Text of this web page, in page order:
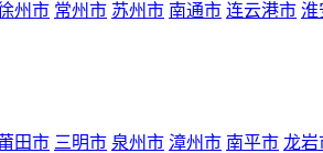
州市 常州市 苏州市 南通市 连云港市 淮
田市 三明市 泉州市 漳州市 南平市 龙岩